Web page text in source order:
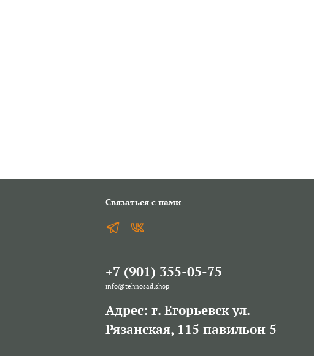
Связаться с нами
+7 (901) 355-05-75
info@tehnosad.shop
Адрес: г. Егорьевск ул.
Рязанская, 115 павильон 5